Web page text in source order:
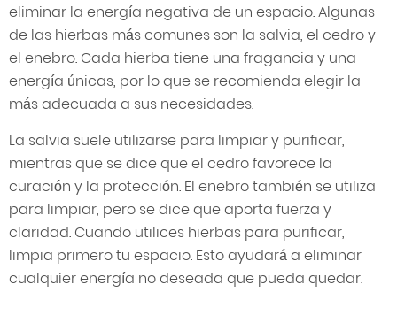
eliminar la energía negativa de un espacio. Algunas
de las hierbas más comunes son la salvia, el cedro y
el enebro. Cada hierba tiene una fragancia y una
energía únicas, por lo que se recomienda elegir la
más adecuada a sus necesidades.
La salvia suele utilizarse para limpiar y purificar,
mientras que se dice que el cedro favorece la
curación y la protección. El enebro también se utiliza
para limpiar, pero se dice que aporta fuerza y
claridad. Cuando utilices hierbas para purificar,
limpia primero tu espacio. Esto ayudará a eliminar
cualquier energía no deseada que pueda quedar.